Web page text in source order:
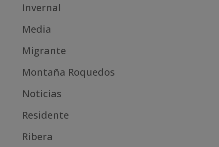
Invernal
Media
Migrante
Montaña Roquedos
Noticias
Residente
Ribera